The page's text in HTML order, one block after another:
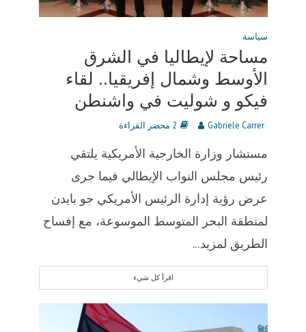
سياسة
مساحة لإيطاليا في الشرق
الأوسط وشمال إفريقيا.. لقاء
فيكو و شوليت في واشنطن
Gabriele Carrer 2 محضر القراءة
مستشار وزارة الخارجية الأمريكية يلتقي
رئيس مجلس النواب الإيطالي فيما جرى
عرض رؤية إدارة الرئيس الأمريكي جو بايدن
لمنطقة البحر المتوسط ​​الموسوعة، مع إفساح
الطريق لمزيد...
اقرأ كل شيء